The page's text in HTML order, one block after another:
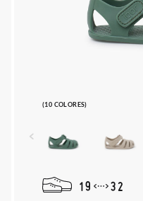
(10 COLORES)
19
32